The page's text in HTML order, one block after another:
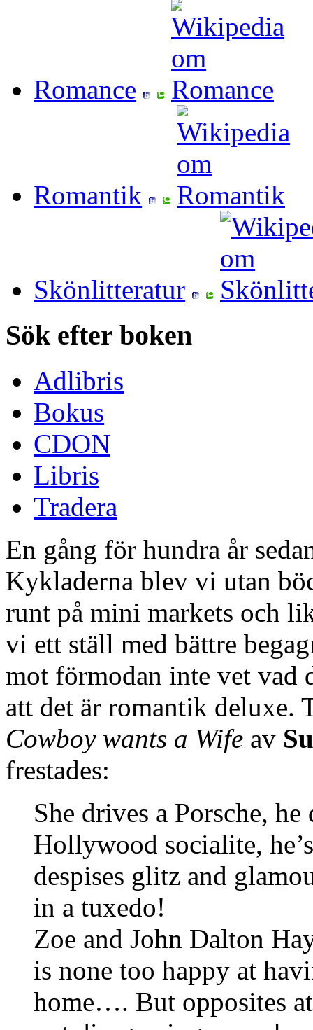
Romance
Romantik
Skönlitteratur
Sök efter boken
Adlibris
Bokus
CDON
Libris
Tradera
En gång för hundra år
Kykladerna blev vi utan
runt på mini markets och
vi ett ställ med bättre
mot förmodan inte vet vad
att det är romantik
Cowboy wants a Wife av
frestades:
She drives a Porsche,
Hollywood socialite,
despises glitz and
in a tuxedo!
Zoe and John Dalton
is none too happy at
home…. But opposites